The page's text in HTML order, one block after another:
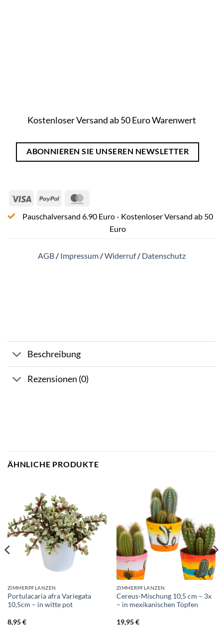
Kostenloser Versand ab 50 Euro Warenwert
ABONNIEREN SIE UNSEREN NEWSLETTER
Visa PayPal
Pauschalversand 6.90 Euro - Kostenloser Versand ab 50
Euro
AGB/ Impressum/Widerruf/ Datenschutz
Beschreibung
Rezensionen (0)
ÄHNLICHE PRODUKTE
ZIMMERPFLANZEN
Portulacaria afra Variegata
10,5cm – in witte pot
8,95€
ZIMMERPFLANZEN
Cereus-Mischung 10,5 cm – 3x
– in mexikanischen Töpfen
19,95€